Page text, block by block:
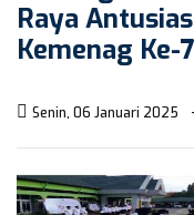
Raya
Kemenag Ke-
Senin, 06 Januari 2025